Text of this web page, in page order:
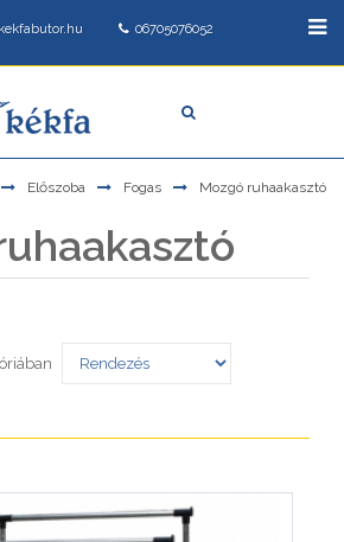
06705076052
Előszoba Fogas Mozgó ruhaakasztó